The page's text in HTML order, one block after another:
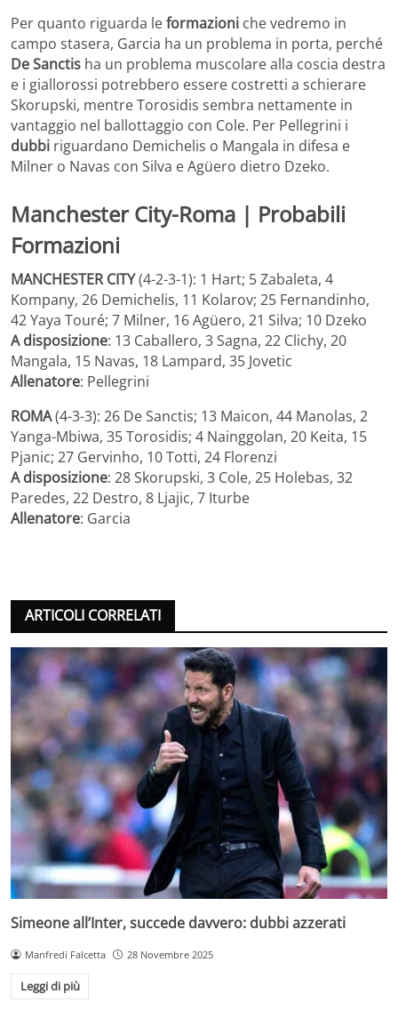
Per quanto riguarda leformazioni che vedremo in
campo stasera, Garcia ha un problema in porta, perché
De Sanctis ha un problema muscolare alla coscia destra
e i giallorossi potrebbero essere costretti a schierare
Skorupski, mentre Torosidis sembra nettamente in
vantaggio nel ballottaggio con Cole. Per Pellegrini i
dubbi riguardano Demichelis o Mangala in difesa e
Milner o Navas con Silva e Agüero dietro Dzeko.
Manchester City-Roma | Probabili
Formazioni
MANCHESTER CITY(4-2-3-1): 1 Hart; 5 Zabaleta, 4
Kompany, 26 Demichelis, 11 Kolarov; 25 Fernandinho,
42 Yaya Touré; 7 Milner, 16 Agüero, 21 Silva; 10 Dzeko
A disposizione: 13 Caballero, 3 Sagna, 22 Clichy, 20
Mangala, 15 Navas, 18 Lampard, 35 Jovetic
Allenatore: Pellegrini
ROMA(4-3-3): 26 De Sanctis; 13 Maicon, 44 Manolas, 2
Yanga-Mbiwa, 35 Torosidis; 4 Nainggolan, 20 Keita, 15
Pjanic; 27 Gervinho, 10 Totti, 24 Florenzi
A disposizione: 28 Skorupski, 3 Cole, 25 Holebas, 32
Paredes, 22 Destro, 8 Ljajic, 7 Iturbe
Allenatore: Garcia
ARTICOLI CORRELATI
Simeone all’Inter, succede davvero: dubbi azzerati
Manfredi Falcetta 28 Novembre 2025
Leggi di più